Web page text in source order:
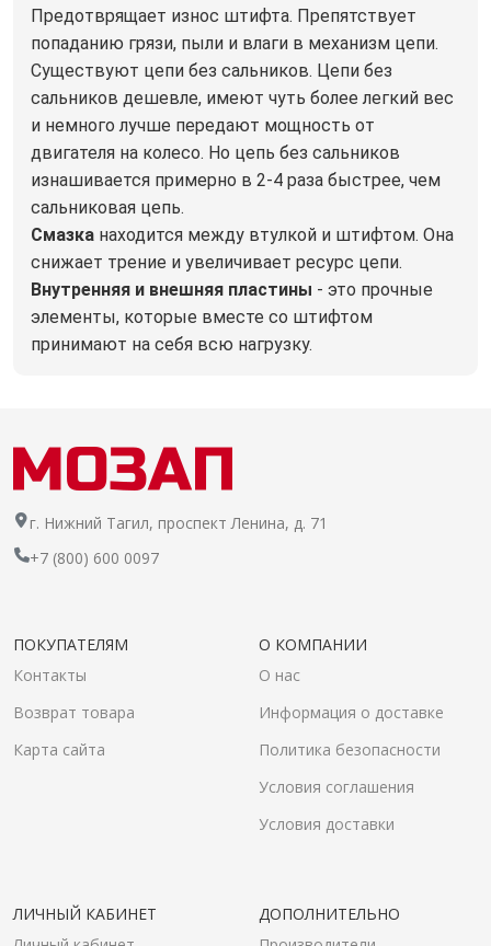
Предотврящает износ штифта. Препятствует
попаданию грязи, пыли и влаги в механизм цепи.
Существуют цепи без сальников. Цепи без
сальников дешевле, имеют чуть более легкий вес
и немного лучше передают мощность от
двигателя на колесо. Но цепь без сальников
изнашивается примерно в 2-4 раза быстрее, чем
сальниковая цепь.
Смазка находится между втулкой и штифтом. Она
снижает трение и увеличивает ресурс цепи.
Внутренняя и внешняя пластины - это прочные
элементы, которые вместе со штифтом
принимают на себя всю нагрузку.
г. Нижний Тагил, проспект Ленина, д. 71
+7 (800) 600 0097
ПОКУПАТЕЛЯМ
Контакты
Возврат товара
Карта сайта
О КОМПАНИИ
О нас
Информация о доставке
Политика безопасности
Условия соглашения
Условия доставки
ЛИЧНЫЙ КАБИНЕТ
ДОПОЛНИТЕЛЬНО